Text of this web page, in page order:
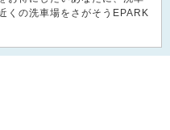
くの洗車場をさがそうEPARK